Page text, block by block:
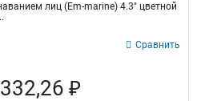
лиц (Em-marine) 4.3" цветной
Сравнить
₽